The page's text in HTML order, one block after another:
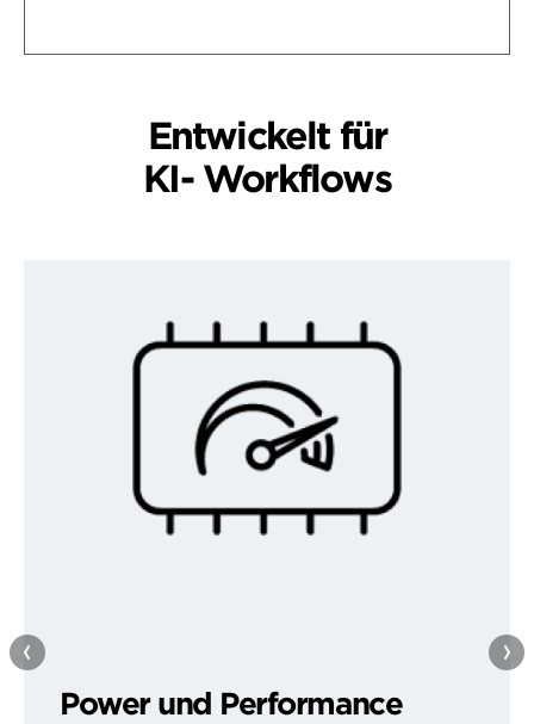
Entwickelt für
KI- Workflows
Power und Performance